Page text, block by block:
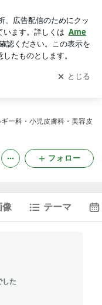
を受け取りまし
開く
ー科・小児皮膚科・美容皮
フォロー
像 テーマ
した